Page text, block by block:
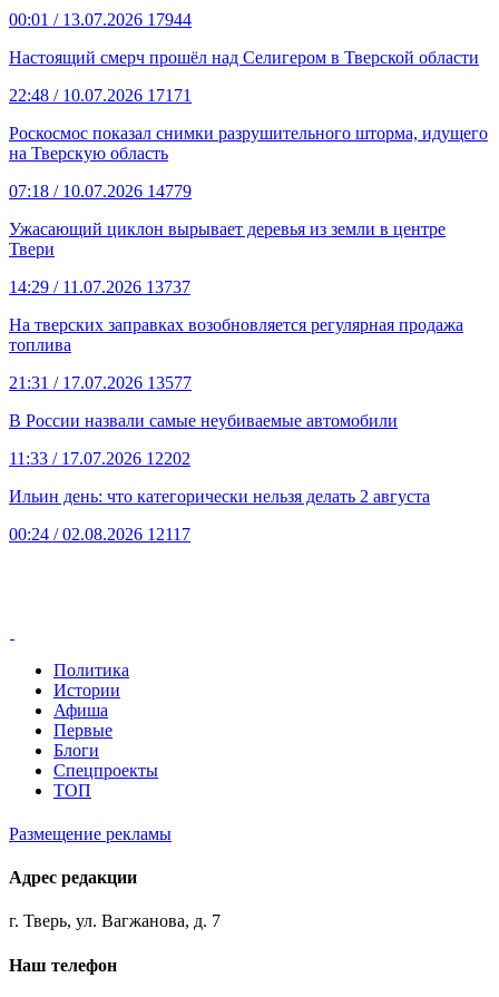
00:01 / 13.07.2026 17944
Настоящий смерч прошёл над Селигером в Тверской области
22:48 / 10.07.2026 17171
Роскосмос показал снимки разрушительного шторма, идущего
на Тверскую область
07:18 / 10.07.2026 14779
Ужасающий циклон вырывает деревья из земли в центре
Твери
14:29 / 11.07.2026 13737
На тверских заправках возобновляется регулярная продажа
топлива
21:31 / 17.07.2026 13577
В России назвали самые неубиваемые автомобили
11:33 / 17.07.2026 12202
Ильин день: что категорически нельзя делать 2 августа
00:24 / 02.08.2026 12117
Политика
Истории
Афиша
Первые
Блоги
Спецпроекты
ТОП
Размещение рекламы
Адрес редакции
г. Тверь, ул. Вагжанова, д. 7
Наш телефон